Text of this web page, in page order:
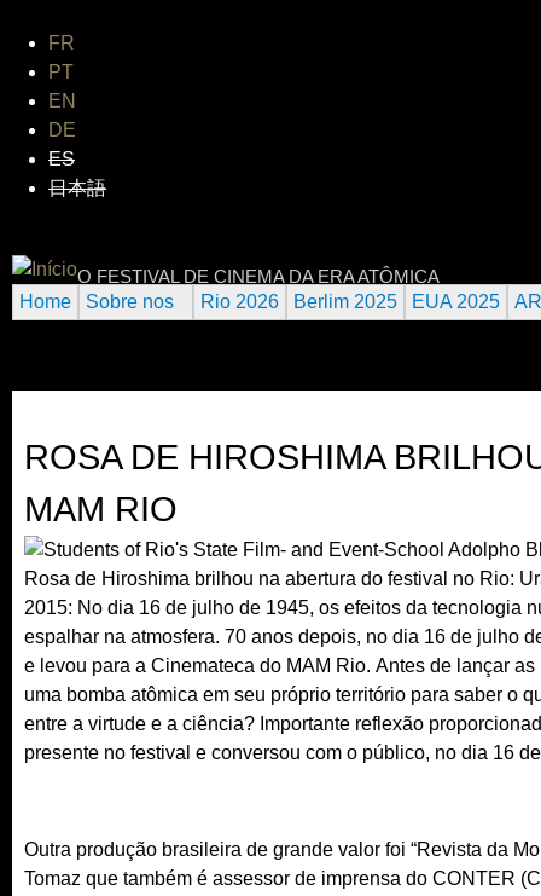
FR
PT
EN
DE
ES
日本語
O FESTIVAL DE CINEMA DA ERA ATÔMICA
ROSA DE HIROSHIMA
MAM RIO
Rosa de Hiroshima brilhou na abertura do festival no Rio:
2015: No dia 16 de julho de 1945, os efeitos da tecnologia
espalhar na atmosfera. 70 anos depois, no dia 16 de julho
e levou para a Cinemateca do MAM Rio. Antes de lançar
uma bomba atômica em seu próprio território para saber o
entre a virtude e a ciência? Importante reflexão
presente no festival e conversou com o público, no dia 16
Outra produção brasileira de grande valor foi “Revista da
Tomaz que também é assessor de imprensa do CONTER
Home Sobre nos Rio 2026 Berlim 2025 EUA 2025